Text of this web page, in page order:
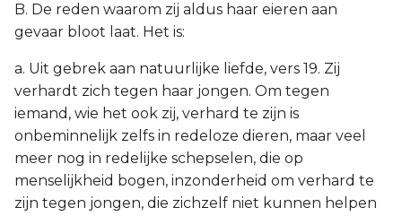
B. De reden waarom zij aldus haar eieren aan
gevaar bloot laat. Het is:
a. Uit gebrek aan natuurlijke liefde, vers 19. Zij
verhardt zich tegen haar jongen. Om tegen
iemand, wie het ook zij, verhard te zijn is
onbeminnelijk zelfs in redeloze dieren, maar veel
meer nog in redelijke schepselen, die op
menselijkheid bogen, inzonderheid om verhard te
zijn tegen jongen, die zichzelf niet kunnen helpen